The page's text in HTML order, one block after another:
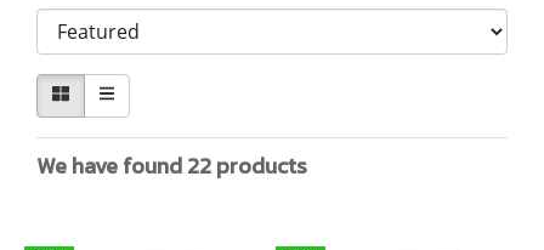
We have found 22 products